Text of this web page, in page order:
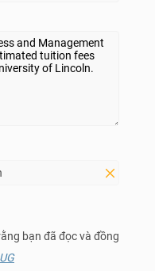
bạn đã đọc và đồng